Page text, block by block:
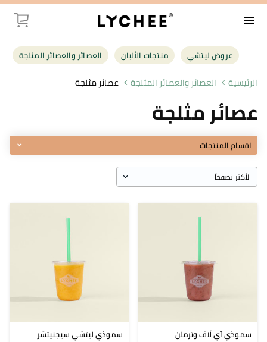
menu
العصائر
عروض ليتشي منتجات الألبان العصائر والعصائر المثلجة
الرئيسية العصائر والعصائر المثلجة عصائر مثلجة
عصائر مثلجة
اقسام المنتجات
سموذي آي لَاڤ وترملن سموذي ليتشي سيجنيتشر